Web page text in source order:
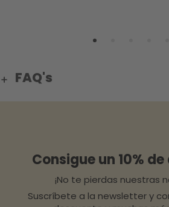
FAQ's
Consigue un 10%
¡No te pierdas nuestras
Suscríbete a la newsletter y